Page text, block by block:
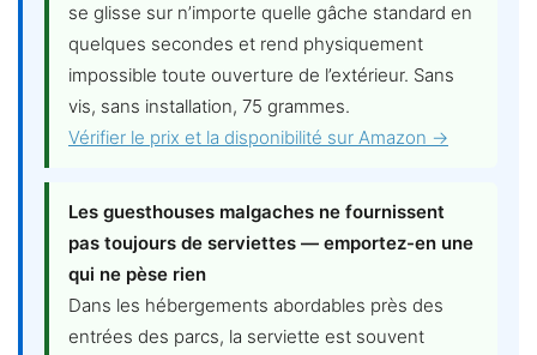
se glisse sur n’importe quelle gâche standard en
quelques secondes et rend physiquement
impossible toute ouverture de l’extérieur. Sans
vis, sans installation, 75 grammes.
Vérifier le prix et la disponibilité sur Amazon →
Les guesthouses malgaches ne fournissent
pas toujours de serviettes — emportez-en une
qui ne pèse rien
Dans les hébergements abordables près des
entrées des parcs, la serviette est souvent